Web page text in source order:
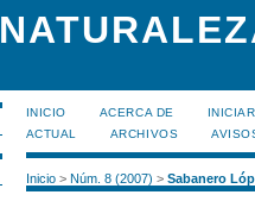
INICIO ACERCA DE
ACTUAL
ARCHIVOS
Inicio> Núm. 8 (2007) > Sabanero